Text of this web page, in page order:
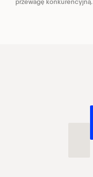
przewagę konkurencyjną.